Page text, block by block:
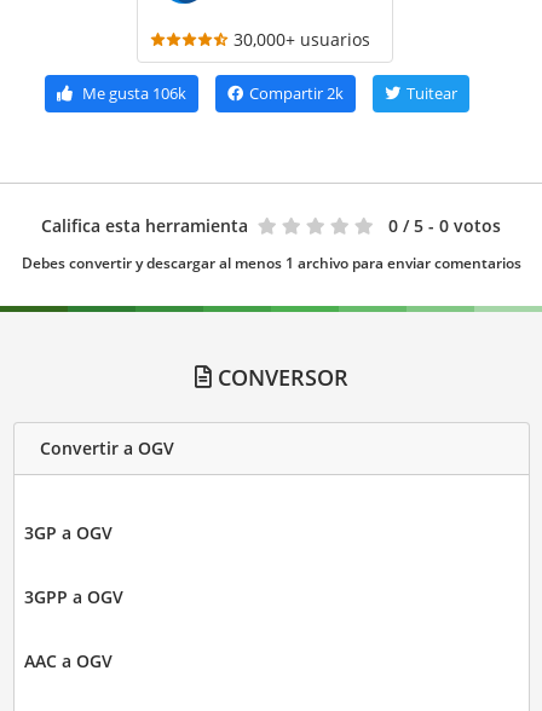
30,000+ usuarios
Me gusta106k Compartir2k Tuitear
Califica esta herramienta 0 / 5 - 0 votos
Debes convertir y descargar al menos 1 archivo para enviar comentarios
CONVERSOR
Convertir a OGV
3GP a OGV
3GPP a OGV
AAC a OGV